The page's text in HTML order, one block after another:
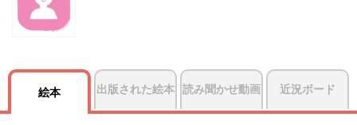
絵本 出版された絵本 読み聞かせ動画 近況ボード